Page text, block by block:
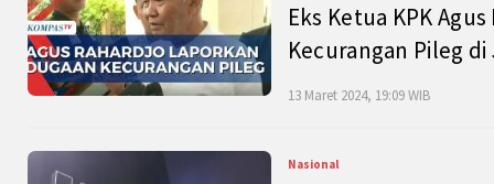
Eks Ketua KPK
Kecurangan Pileg
13 Maret 2024, 19:09 WIB
Nasional